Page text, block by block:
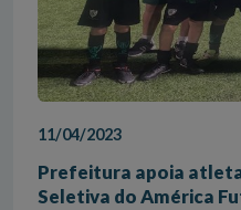
11/04/2023
Prefeitura apoia
Seletiva do América